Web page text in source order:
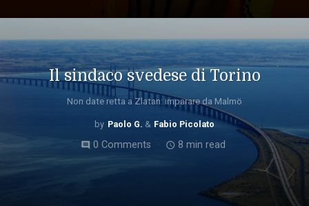
Il sindaco svedese di Torino
Non date retta a Zlatan: imparare da Malmö
Paolo G. Fabio Picolato
comment0 Comments access_time 8 min read